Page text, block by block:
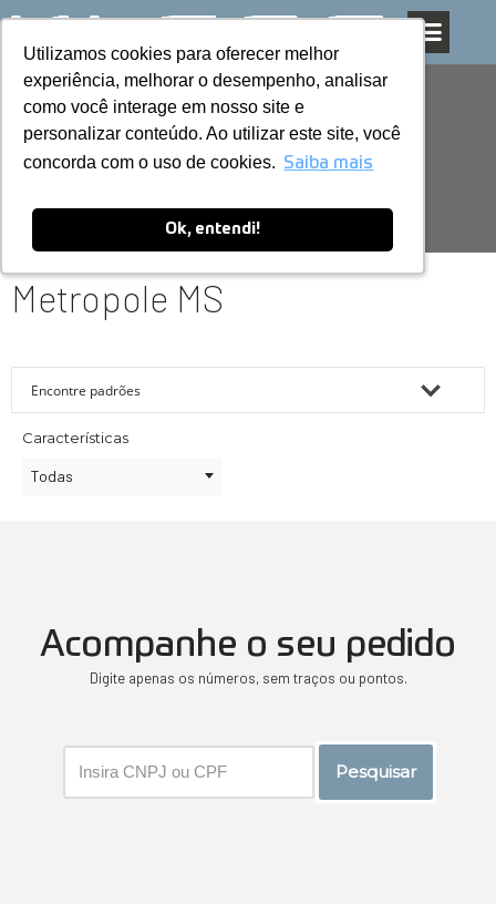
Utilizamos cookies para oferecer melhor
experiência, melhorar o desempenho, analisar
como você interage em nosso site e
personalizar conteúdo. Ao utilizar este site, você
concorda com o uso de cookies. Saiba mais
Ok, entendi!
Utilizamos cookies para oferecer melhor
experiência, melhorar o desempenho, analisar
como você interage em nosso site e
personalizar conteúdo. Ao utilizar este site, você
concorda com o uso de cookies. Saiba mais
Ok, entendi!
Pular
para
o
conteúdo
Metropole MS
Características
Todas
Acompanhe o seu pedido
Digite apenas os números, sem traços ou pontos.
Pesquisar